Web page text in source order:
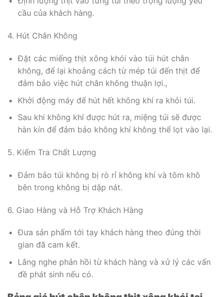
cầu của khách hàng.
4. Hút Chân Không
Đặt các miếng thịt xông khói vào túi hút chân
không, để lại khoảng cách từ mép túi đến thịt để
đảm bảo việc hút chân không thuận lợi.,
Khởi động máy để hút hết không khí ra khỏi túi.
Sau khi không khí được hút ra, miệng túi sẽ được
hàn kín để đảm bảo không khí không thể lọt vào lại.
5. Kiểm Tra Chất Lượng
Đảm bảo túi không bị rò rỉ không khí và tôm khô
bên trong không bị dập nát.
6. Giao Hàng và Hỗ Trợ Khách Hàng
Đưa sản phẩm tới tay khách hàng theo đúng thời
gian đã cam kết.
Lắng nghe phản hồi từ khách hàng và xử lý các vấn
đề phát sinh nếu có.